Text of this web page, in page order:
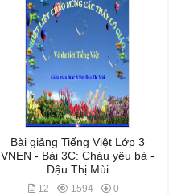
Bài giảng Tiếng Việt Lớp 3
VNEN - Bài 3C: Cháu yêu bà -
Đậu Thị Mùi
12 1594 0